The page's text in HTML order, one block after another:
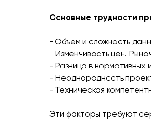
Основные трудности
- Объем и сложность
- Изменчивость цен.
- Разница в нормативных
- Неоднородность
- Техническая
Эти факторы требуют